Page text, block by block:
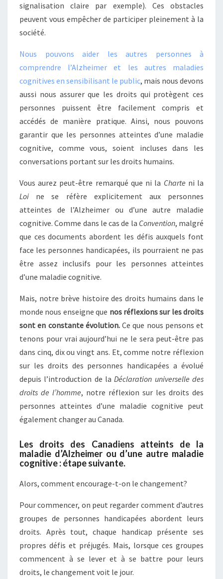
signalisation claire par exemple). Ces obstacles
peuvent vous empêcher de participer pleinement à la
société.
Nous pouvons aider les autres personnes à
comprendre l’Alzheimer et les autres maladies
cognitives en sensibilisant le public, mais nous devons
aussi nous assurer que les droits qui protègent ces
personnes puissent être facilement compris et
accédés de manière pratique. Ainsi, nous pouvons
garantir que les personnes atteintes d’une maladie
cognitive, comme vous, soient incluses dans les
conversations portant sur les droits humains.
Vous aurez peut-être remarqué que ni la Charte ni la
Loi ne se réfère explicitement aux personnes
atteintes de l’Alzheimer ou d’une autre maladie
cognitive. Comme dans le cas de la Convention, malgré
que ces documents abordent les défis auxquels font
face les personnes handicapées, ils pourraient ne pas
être assez inclusifs pour les personnes atteintes
d’une maladie cognitive.
Mais, notre brève histoire des droits humains dans le
monde nous enseigne que nos réflexions sur les droits
sont en constante évolution. Ce que nous pensons et
tenons pour vrai aujourd’hui ne le sera peut-être pas
dans cinq, dix ou vingt ans. Et, comme notre réflexion
sur les droits des personnes handicapées a évolué
depuis l’introduction de laDéclaration universelle des
droits de l’homme, notre réflexion sur les droits des
personnes atteintes d’une maladie cognitive peut
également changer au Canada.
Les droits des Canadiens atteints de la
maladie d’Alzheimer ou d’une autre maladie
cognitive : étape suivante.
Alors, comment encourage-t-on le changement?
Pour commencer, on peut regarder comment d’autres
groupes de personnes handicapées abordent leurs
droits. Après tout, chaque handicap présente ses
propres défis et préjugés. Mais, lorsque ces groupes
commencent à se lever et à se battre pour leurs
droits, le changement voit le jour.